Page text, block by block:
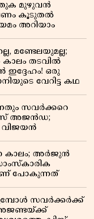
തുക മുഴുവൻ
പണം കൂടുതൽ
അറിയാം
മണ്ടേലയുമല്ല;
തടവിൽ
ഇദ്ദേഹം! ഒരു
വേറിട്ട കഥ
സവർക്കറെ
അജൻഡ;
വിജയൻ
കാലം; അർജുൻ
പോകുന്നത്
സവർക്കർക്ക്
അജണ്ടയ്ക്ക്